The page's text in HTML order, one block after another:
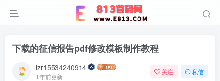
下载的征信报告pdf修改模板制作教程
lzr15534240914
1年前更新
关注 私信